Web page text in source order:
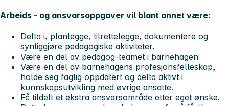
Arbeids - og ansvarsoppgaver vil blant annet være:
Delta i, planlegge, tilrettelegge, dokumentere og
synliggjøre pedagogiske aktiviteter.
Være en del av pedagog-teamet i barnehagen
Være en del av barnehagens profesjonsfelleskap,
holde seg faglig oppdatert og delta aktivt i
kunnskapsutvikling med øvrige ansatte.
Få tildelt et ekstra ansvarsområde etter eget ønske.